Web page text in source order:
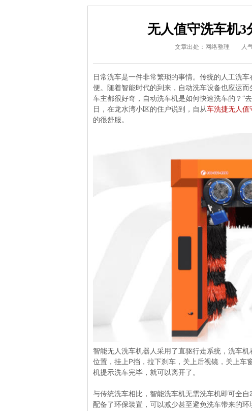
无人值守洗车机3
文章出处：网络整理 人
日常洗车是一件非常繁琐的事情。传统的人工洗
便。随着智能时代的到来，自动洗车设备也应运
车主都很好奇，自动洗车机是如何快速洗车的？“
日，在龙水湾小区的住户说到，自从车洗捷无人值
的很舒服。
智能无人洗车机器人采用了直驱行走系统，洗车
位置，挂上P挡，拉下刹车，关上后视镜，关上
机提示洗车完毕，就可以离开了。
与传统洗车相比，智能洗车机无需洗车机即可全
配备了环保装置，可以减少甚至避免洗车带来的环